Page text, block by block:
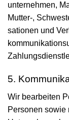
unternehmen,
Mutter-,
sationen und
5.
Wir bearbeiten
Personen sowie